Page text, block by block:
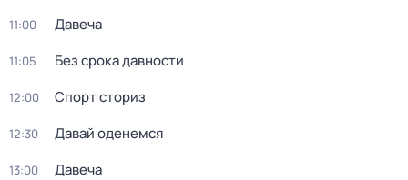
11:00 Давеча
11:05 Без срока давности
12:00 Спорт сториз
12:30 Давай оденемся
13:00 Давеча